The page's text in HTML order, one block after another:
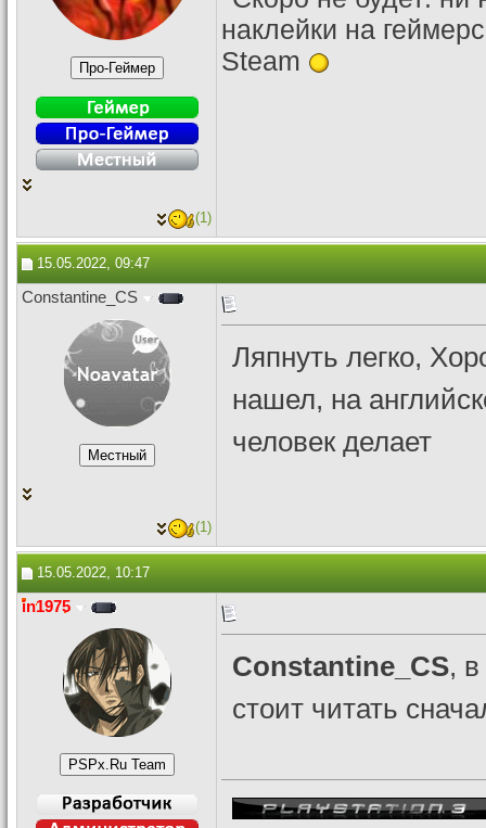
наклейки на
Steam
(1)
15.05.2022, 09:47
Constantine_CS
Ляпнуть легко,
нашел, на
человек делает
(1)
15.05.2022, 10:17
in1975
Constantine_CS,
стоит читать